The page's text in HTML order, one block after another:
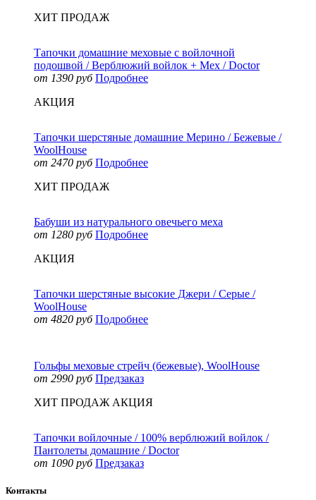
ХИТ ПРОДАЖ
Тапочки домашние меховые с войлочной
подошвой / Верблюжий войлок + Мех / Doctor
от 1390 руб Подробнее
АКЦИЯ
Тапочки шерстяные домашние Мерино / Бежевые /
WoolHouse
от 2470 руб Подробнее
ХИТ ПРОДАЖ
Бабуши из натурального овечьего меха
от 1280 руб Подробнее
АКЦИЯ
Тапочки шерстяные высокие Джери / Серые /
WoolHouse
от 4820 руб Подробнее
Гольфы меховые стрейч (бежевые), WoolHouse
от 2990 руб Предзаказ
ХИТ ПРОДАЖ АКЦИЯ
Тапочки войлочные / 100% верблюжий войлок /
Пантолеты домашние / Doctor
от 1090 руб Предзаказ
Контакты